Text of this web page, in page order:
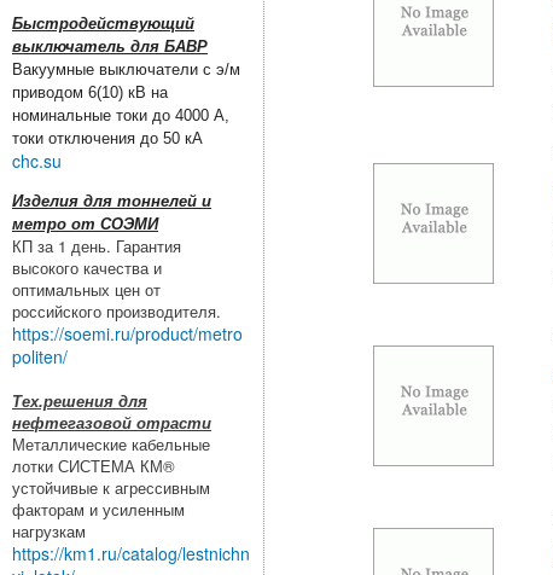
Быстродействующий
выключатель для БАВР
Вакуумные выключатели с э/м
приводом 6(10) кВ на
номинальные токи до 4000 А,
токи отключения до 50 кА
chc.su
Изделия для тоннелей и
метро от СОЭМИ
КП за 1 день. Гарантия
высокого качества и
оптимальных цен от
российского производителя.
https://soemi.ru/product/metro
politen/
Тех.решения для
нефтегазовой отрасти
Металлические кабельные
лотки СИСТЕМА КМ®
устойчивые к агрессивным
факторам и усиленным
нагрузкам
https://km1.ru/catalog/lestnichn